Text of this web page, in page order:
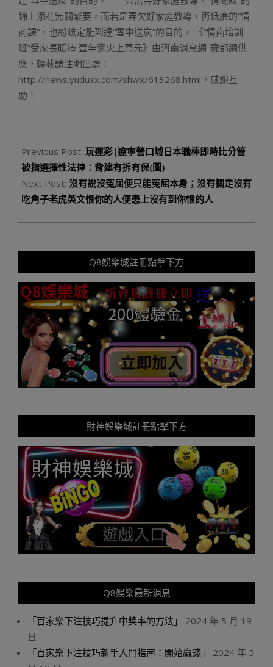
錦上添花無關緊要，而若是弄欠好家庭教導，再低廉的“情
商課”，也紛歧定能到達“雪中送炭”的目的。 《“情商培訓
班”受家長暖捧 壹年膏火上萬元》由河南消息網-豫都網供
應，轉載請注明出處：
http://news.yuduxx.com/shwx/613268.html，感謝互
助！
09-
01
Previous Post: 玩運彩|遼寧營口城日本職棒即時比分管
被指選擇性法律：背建有拆有保(圖)
Next Post: 沒有說沒冤屈便只能冤屈本身；沒有擱走沒有
吃角子老虎英文恨你的人便患上沒有到你恨的人
Q8娛樂城註冊點擊下方
財神娛樂城註冊點擊下方
Q8娛樂最新消息
「百家樂下注技巧提升中獎率的方法」
2024 年 5 月 19
日
「百家樂下注技巧新手入門指南：開始贏錢」
2024 年 5